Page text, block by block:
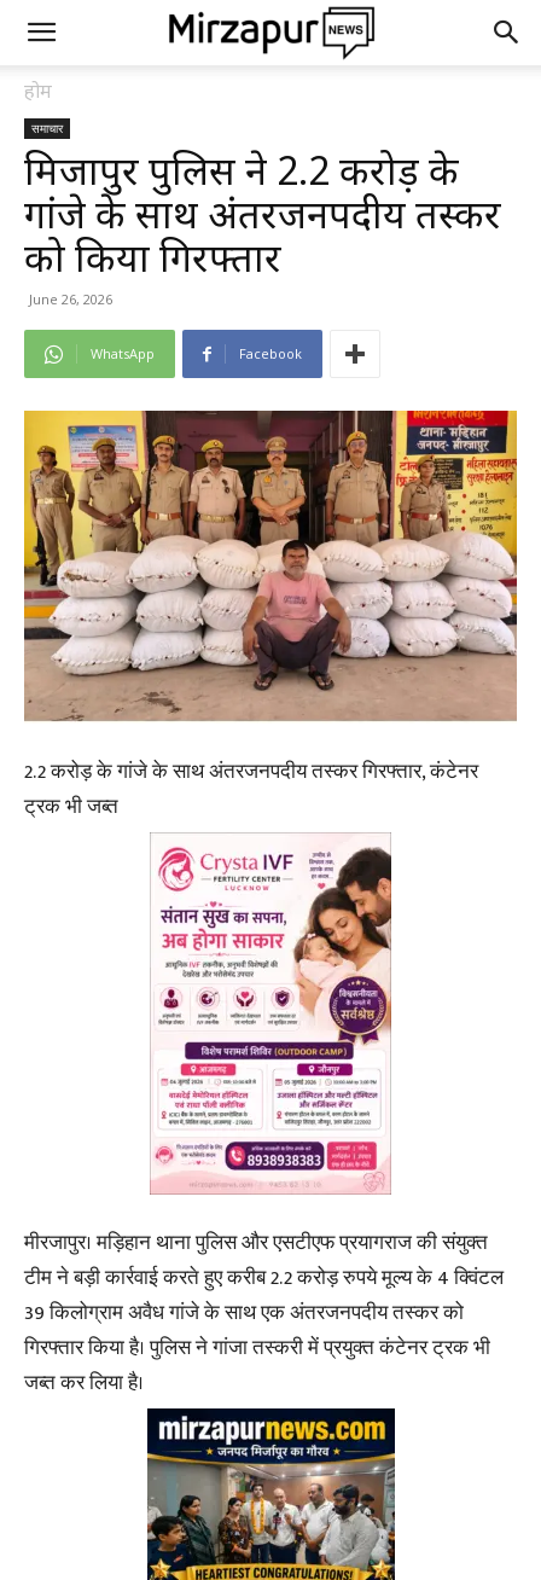
होम
समाचार
मिर्जापुर पुलिस ने 2.2 करोड़ के
गांजे के साथ अंतरजनपदीय तस्कर
को किया गिरफ्तार
June 26, 2026
WhatsApp Facebook
2.2 करोड़ के गांजे के साथ अंतरजनपदीय तस्कर गिरफ्तार, कंटेनर
ट्रक भी जब्त
मीरजापुर। मड़िहान थाना पुलिस और एसटीएफ प्रयागराज की संयुक्त
टीम ने बड़ी कार्रवाई करते हुए करीब 2.2 करोड़ रुपये मूल्य के 4 क्विंटल
39 किलोग्राम अवैध गांजे के साथ एक अंतरजनपदीय तस्कर को
गिरफ्तार किया है। पुलिस ने गांजा तस्करी में प्रयुक्त कंटेनर ट्रक भी
जब्त कर लिया है।